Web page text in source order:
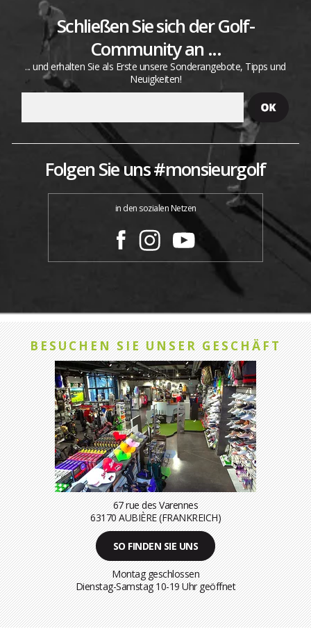
Schließen Sie sich der Golf-
Community an ...
... und erhalten Sie als Erste unsere Sonderangebote, Tipps und
Neuigkeiten!
Folgen Sie uns #monsieurgolf
in den sozialen Netzen
BESUCHEN SIE UNSER GESCHÄFT
67 rue des Varennes
63170 AUBIÈRE (FRANKREICH)
SO FINDEN SIE UNS
Montag geschlossen
Dienstag-Samstag 10-19 Uhr geöffnet